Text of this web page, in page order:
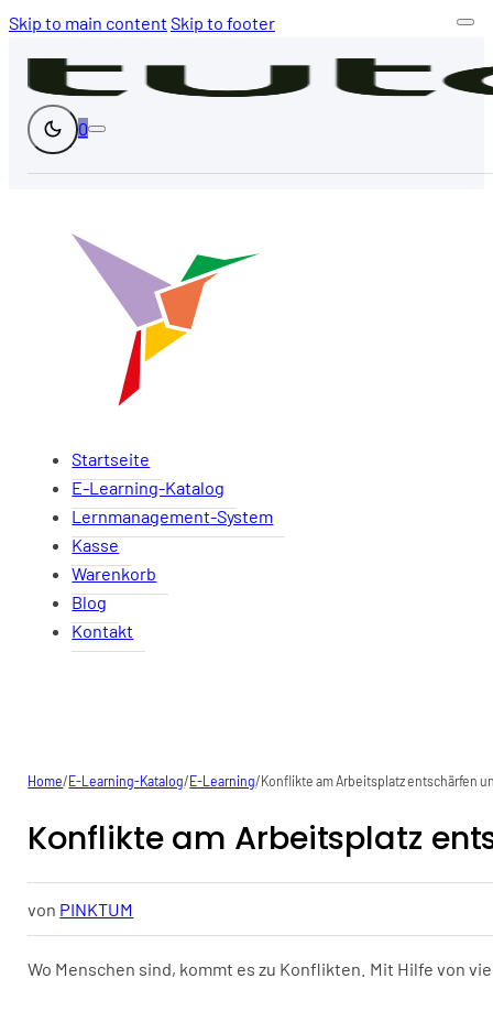
Skip to main content Skip to footer
0
Startseite
E-Learning-Katalog
Lernmanagement-System
Kasse
Warenkorb
Blog
Kontakt
Home/ E-Learning-Katalog/ E-Learning/ Konflikte am Arbeitsplatz entschärfen
Konflikte am Arbeitsplatz
von PINKTUM
Wo Menschen sind, kommt es zu Konflikten. Mit Hilfe von